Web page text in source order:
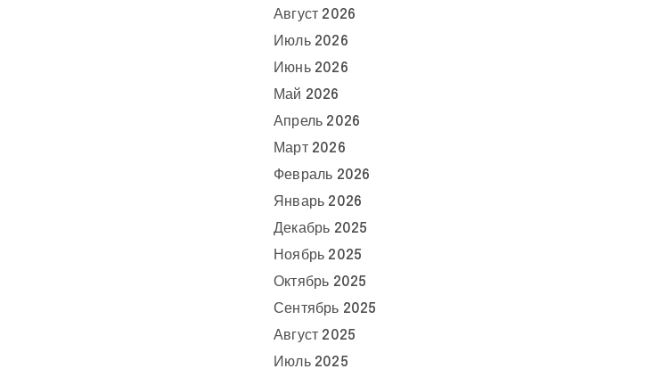
Август 2026
Июль 2026
Июнь 2026
Май 2026
Апрель 2026
Март 2026
Февраль 2026
Январь 2026
Декабрь 2025
Ноябрь 2025
Октябрь 2025
Сентябрь 2025
Август 2025
Июль 2025